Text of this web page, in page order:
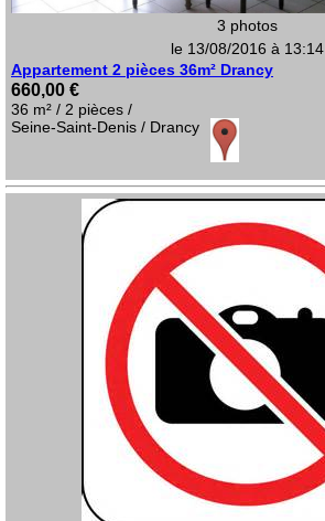
3 photos
le 13/08/2016 à 13:14
Appartement 2 pièces 36m² Drancy
660,00 €
36 m² / 2 pièces /
Seine-Saint-Denis / Drancy